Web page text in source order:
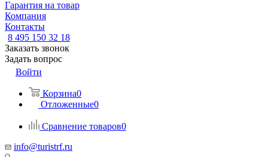
Гарантия на товар
Компания
Контакты
8 495 150 32 18
Заказать звонок
Задать вопрос
Войти
Корзина0
Отложенные0
Сравнение товаров0
info@turistrf.ru